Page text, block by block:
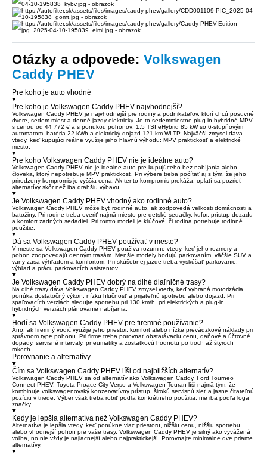
Otázky a odpovede:Volkswagen
Caddy PHEV
Pre koho je auto vhodné
Pre koho je Volkswagen Caddy PHEV najvhodnejší?
Volkswagen Caddy PHEV je najvhodnejší pre rodiny a podnikateľov, ktorí chcú posuvné
dvere, sedem miest a denné jazdy elektricky. Je to sedemmiestne plug-in hybridné MPV
s cenou od 44 772 € a s ponukou pohonov: 1,5 TSI eHybrid 85 kW so 6-stupňovým
automatom, batéria 22 kWh a elektrický dojazd 121 km WLTP. Najväčší zmysel dáva
vtedy, keď kupujúci reálne využije jeho hlavnú výhodu: MPV praktickosť a elektrické
mesto.
Pre koho Volkswagen Caddy PHEV nie je ideálne auto?
Volkswagen Caddy PHEV nie je ideálne auto pre kupujúceho bez nabíjania alebo
človeka, ktorý nepotrebuje MPV praktickosť. Pri výbere treba počítať aj s tým, že jeho
prirodzený kompromis je vyššia cena. Ak tento kompromis prekáža, oplatí sa pozrieť
alternatívy skôr než iba drahšiu výbavu.
Je Volkswagen Caddy PHEV vhodný ako rodinné auto?
Volkswagen Caddy PHEV môže byť rodinné auto, ak zodpovedá veľkosti domácnosti a
batožiny. Pri rodine treba overiť najmä miesto pre detské sedačky, kufor, prístup dozadu
a komfort zadných sedadiel. Pri tomto modeli je kľúčové, či rodina potrebuje rodinné
použitie.
Dá sa Volkswagen Caddy PHEV používať v meste?
V meste sa Volkswagen Caddy PHEV používa rozumne vtedy, keď jeho rozmery a
pohon zodpovedajú denným trasám. Menšie modely bodujú parkovaním, väčšie SUV a
vany zasa výhľadom a komfortom. Pri skúšobnej jazde treba vyskúšať parkovanie,
výhľad a prácu parkovacích asistentov.
Je Volkswagen Caddy PHEV dobrý na dlhé diaľničné trasy?
Na dlhé trasy dáva Volkswagen Caddy PHEV zmysel vtedy, keď vybraná motorizácia
ponúka dostatočný výkon, nízku hlučnosť a prijateľnú spotrebu alebo dojazd. Pri
spaľovacích verziách sledujte spotrebu pri 130 km/h, pri elektrických a plug-in
hybridných verziách plánovanie nabíjania.
Hodí sa Volkswagen Caddy PHEV pre firemné používanie?
Áno, ak firemný vodič využije jeho priestor, komfort alebo nízke prevádzkové náklady pri
správnom type pohonu. Pri firme treba porovnať obstarávaciu cenu, daňové a účtovné
dopady, servisné intervaly, pneumatiky a zostatkovú hodnotu po troch až štyroch
rokoch.
Porovnanie a alternatívy
Čím sa Volkswagen Caddy PHEV líši od najbližších alternatív?
Volkswagen Caddy PHEV sa od alternatív ako Volkswagen Caddy, Ford Tourneo
Connect PHEV, Toyota Proace City Verso a Volkswagen Touran líši najmä tým, že
kombinuje volkswagenovský konzervatívny prístup, širokú servisnú sieť a jasne čitateľnú
pozíciu v triede. Výber však treba robiť podľa konkrétneho použitia, nie iba podľa loga
značky.
Kedy je lepšia alternatíva než Volkswagen Caddy PHEV?
Alternatíva je lepšia vtedy, keď ponúkne viac priestoru, nižšiu cenu, nižšiu spotrebu
alebo vhodnejší pohon pre vaše trasy. Volkswagen Caddy PHEV je silný ako vyvážená
voľba, no nie vždy je najlacnejší alebo najpraktickejší. Porovnajte minimálne dve priame
alternatívy.